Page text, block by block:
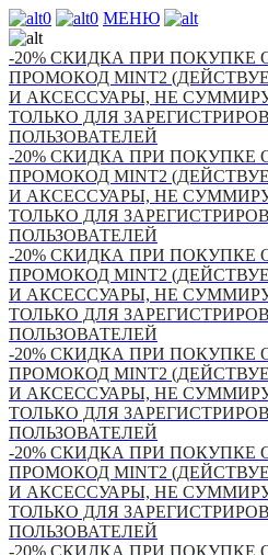
0 0 МЕНЮ
-20% СКИДКА ПРИ ПОКУПКЕ
ПРОМОКОД MINT2
И АКСЕССУАРЫ, НЕ
ТОЛЬКО ДЛЯ
ПОЛЬЗОВАТЕЛЕЙ
-20% СКИДКА ПРИ ПОКУПКЕ
ПРОМОКОД MINT2
И АКСЕССУАРЫ, НЕ
ТОЛЬКО ДЛЯ
ПОЛЬЗОВАТЕЛЕЙ
-20% СКИДКА ПРИ ПОКУПКЕ
ПРОМОКОД MINT2
И АКСЕССУАРЫ, НЕ
ТОЛЬКО ДЛЯ
ПОЛЬЗОВАТЕЛЕЙ
-20% СКИДКА ПРИ ПОКУПКЕ
ПРОМОКОД MINT2
И АКСЕССУАРЫ, НЕ
ТОЛЬКО ДЛЯ
ПОЛЬЗОВАТЕЛЕЙ
-20% СКИДКА ПРИ ПОКУПКЕ
ПРОМОКОД MINT2
И АКСЕССУАРЫ, НЕ
ТОЛЬКО ДЛЯ
ПОЛЬЗОВАТЕЛЕЙ
-20% СКИДКА ПРИ ПОКУПКЕ